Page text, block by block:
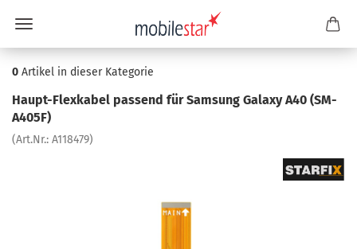
0 Artikel in dieser Kategorie
Haupt-​Flexkabel pas­send für Sam­sung Ga­la­xy A40 (SM-​
A405F)
(Art.Nr.: A118479)